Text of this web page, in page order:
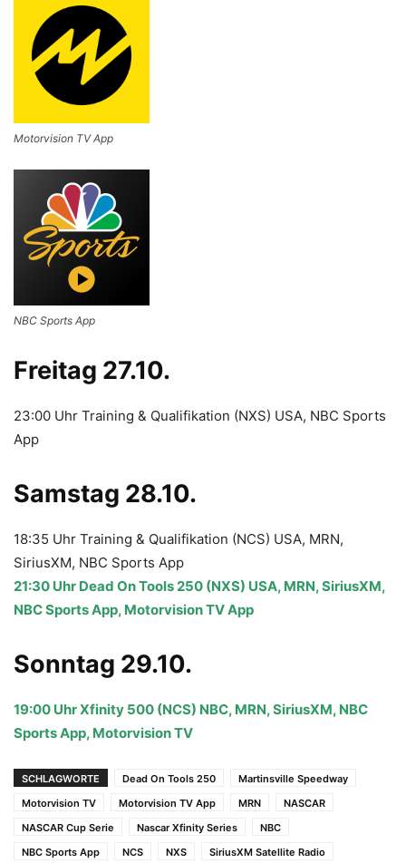
Motorvision TV App
NBC Sports App
Freitag 27.10.
23:00 Uhr Training & Qualifikation (NXS) USA, NBC Sports
App
Samstag 28.10.
18:35 Uhr Training & Qualifikation (NCS) USA, MRN,
SiriusXM, NBC Sports App
21:30 Uhr Dead On Tools 250 (NXS) USA, MRN, SiriusXM,
NBC Sports App, Motorvision TV App
Sonntag 29.10.
19:00 Uhr Xfinity 500 (NCS) NBC, MRN, SiriusXM, NBC
Sports App, Motorvision TV
SCHLAGWORTE Dead On Tools 250
Martinsville Speedway
Motorvision TV
Motorvision TV App MRN
NASCAR
NASCAR Cup Serie
Nascar Xfinity Series
NBC
NBC Sports App
NCS NXS
SiriusXM Satellite Radio